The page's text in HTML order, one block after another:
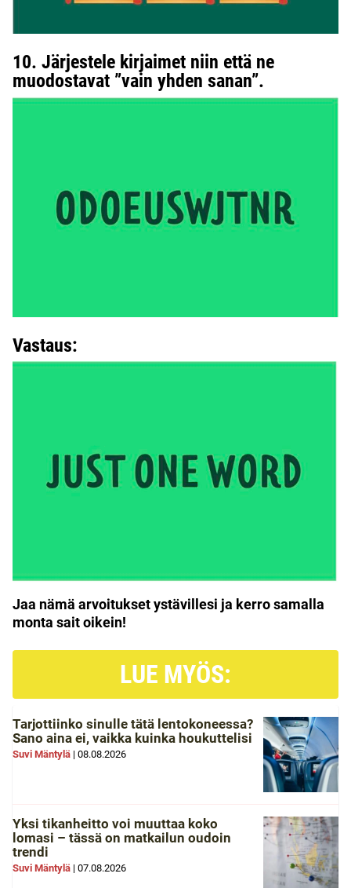
10. Järjestele kirjaimet niin että ne
muodostavat ”vain yhden sanan”.
Vastaus:
Jaa nämä arvoitukset ystävillesi ja kerro samalla
monta sait oikein!
LUE MYÖS:
Tarjottiinko sinulle tätä lentokoneessa?
Sano aina ei, vaikka kuinka houkuttelisi
Suvi Mäntylä | 08.08.2026
Yksi tikanheitto voi muuttaa koko
lomasi – tässä on matkailun oudoin
trendi
Suvi Mäntylä | 07.08.2026